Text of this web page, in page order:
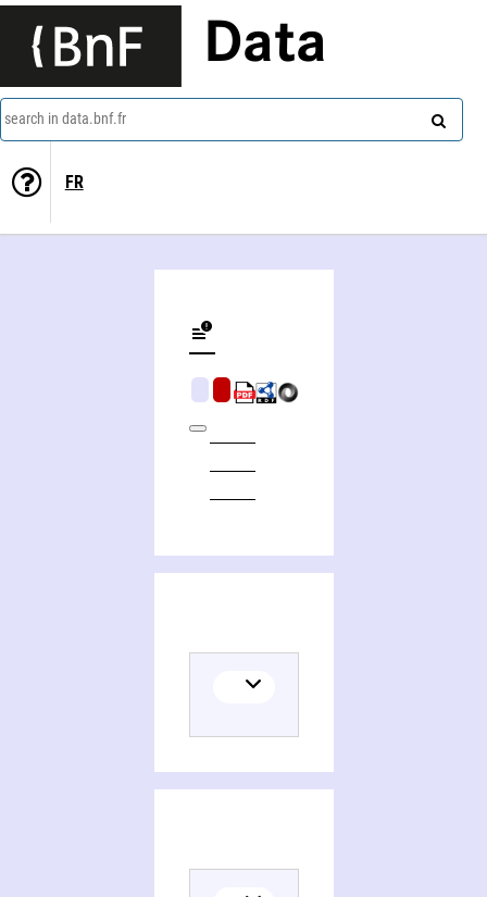
Data
search in data.bnf.fr
FR